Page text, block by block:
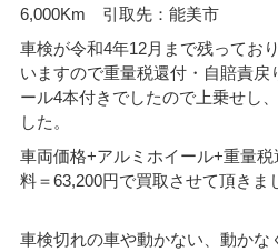
6,000Km 引取先：能美市
車検が令和4年12月まで残ってお
いますので重量税還付・自賠責戻
ール4本付きでしたので上乗せし
した。
車両価格+アルミホイール+重量
料＝63,200円で買取させて頂きま
車検切れの車や動かない、動かな